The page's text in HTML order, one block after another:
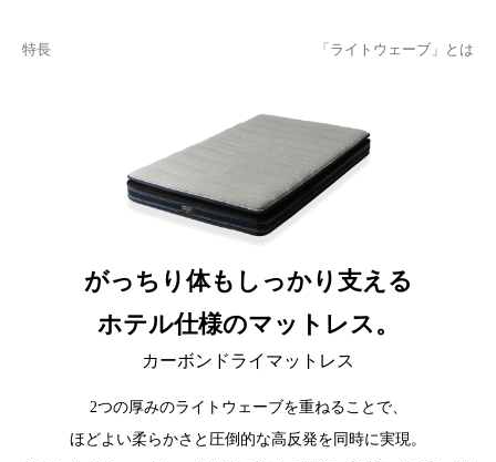
特長 「ライトウェーブ」とは
がっちり体もしっかり支える
ホテル仕様のマットレス。
カーボンドライマットレス
2つの厚みのライトウェーブを重ねることで、
ほどよい柔らかさと圧倒的な高反発を同時に実現。